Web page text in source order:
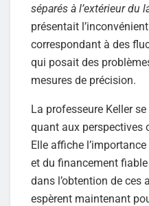
séparés à l’extérieur du
présentait
correspondant à des
qui posait des
mesures de précision.
La professeure Keller
quant aux perspectives
Elle affiche
et du financement
dans l’obtention de ces
espèrent maintenant